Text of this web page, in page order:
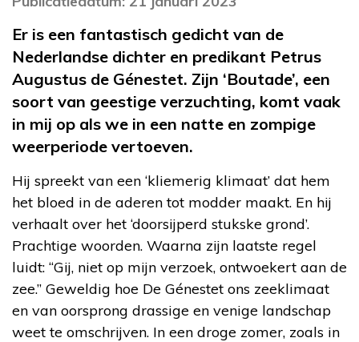
Er is een fantastisch gedicht van de
Nederlandse dichter en predikant Petrus
Augustus de Génestet. Zijn ‘Boutade’, een
soort van geestige verzuchting, komt vaak
in mij op als we in een natte en zompige
weerperiode vertoeven.
Hij spreekt van een ‘kliemerig klimaat’ dat hem
het bloed in de aderen tot modder maakt. En hij
verhaalt over het ‘doorsijperd stukske grond’.
Prachtige woorden. Waarna zijn laatste regel
luidt: “Gij, niet op mijn verzoek, ontwoekert aan de
zee.” Geweldig hoe De Génestet ons zeeklimaat
en van oorsprong drassige en venige landschap
weet te omschrijven. In een droge zomer, zoals in